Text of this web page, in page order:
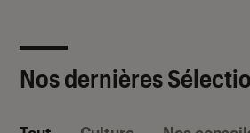
Nos dernières